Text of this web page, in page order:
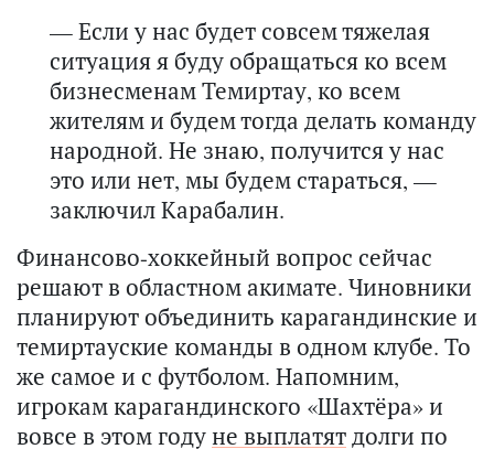
— Если у нас будет совсем тяжелая
ситуация я буду обращаться ко всем
бизнесменам Темиртау, ко всем
жителям и будем тогда делать команду
народной. Не знаю, получится у нас
это или нет, мы будем стараться, —
заключил Карабалин.
Финансово-хоккейный вопрос сейчас
решают в областном акимате. Чиновники
планируют объединить карагандинские и
темиртауские команды в одном клубе. То
же самое и с футболом. Напомним,
игрокам карагандинского «Шахтёра» и
вовсе в этом годуне выплатятдолги по